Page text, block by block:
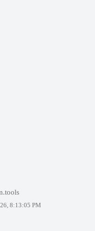
8:13:05 PM